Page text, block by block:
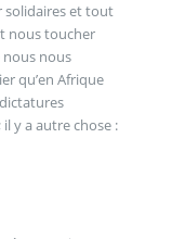
solidaires et tout
nous toucher
nous
qu’en Afrique
y a autre chose :